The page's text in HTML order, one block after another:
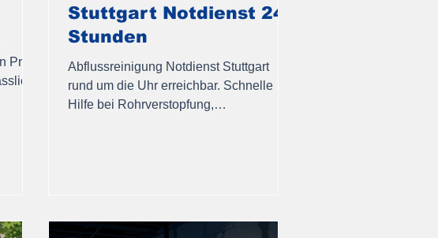
Preis
Stuttgart Notdienst 24
Stunden
Abflussreinigung Notdienst Stuttgart
rund um die Uhr erreichbar. Schnelle
Hilfe bei Rohrverstopfung,